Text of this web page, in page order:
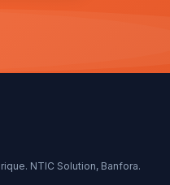
NTIC Solution, Banfora.